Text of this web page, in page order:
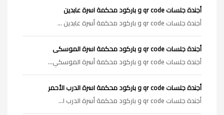
أجندة جلسات qr code و باركود محكمة اسرة عابدين
أجندة جلسات qr code و باركود محكمة أسرة عابدين ...
أجندة جلسات qr code و باركود محكمة اسرة الموسكى
أجندة جلسات qr code و باركود محكمة أسرة الموسكي...
أجندة جلسات qr code و باركود محكمة اسرة الدرب الأحمر
أجندة جلسات qr code و باركود محكمة أسرة الدرب ا...